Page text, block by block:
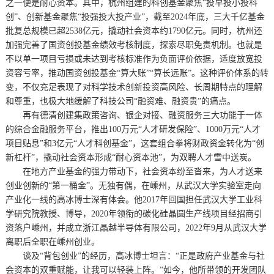
之一便是耐心资本。其中，杭州组建的科创基金聚焦“投早投小投科
创”、创新基金聚焦“投强投大投产业”，截至2024年底，三大千亿基金
批复总规模已超2538亿元，撬动社会资本约1790亿元。同时，杭州还
加强完善了国资创投基金绩效考核制度，探索尽职免责机制。也就是
不以单一项目亏损或未达到考核标准作为负面评价依据，适度放宽投
资容亏率，推动国资创投基金“算大账”“算长远账”。这种评价体系的转
变，不仅充足表现了对科学技术创新投资高风险、长周期特点的理解
和尊重，也极大地缓解了科技公司“融资难、融资贵”的痛点。
再有德清创建集政策咨询、银企对接、融资服务三大功能于一体
的综合金融服务平台，推出100万元“人才研发保险”、1000万元“人才
项目贴息”和3亿元“人才科创基金”，这套组合拳将财政资金转化为“创
新杠杆”，撬动社会资本形成“耐心资本池”，为双聘人才雪中送炭。
在地方产业基金的强力带动下，社会资本纷至沓来，为人才送来
创业创新的“第一桶金”。无独有偶，在嵊州，从武汉大学实验室走向
产业化一线的高冰博士深有体会。他2017年回国担任武汉大学工业科
学研究院教授、博导，2020年领衔的碳化硅晶圆生产线项目经招商引
资落户嵊州，并成立浙江晶越半导体有限公司，2022年9月从武汉大学
离职后全职在嵊州创业。
谈及“背包创业”的经历，高冰博士坦言：“正是政府产业基金与社
会资本的双重赋能，让我可以轻装上阵。”如今，他所带领的开发团队